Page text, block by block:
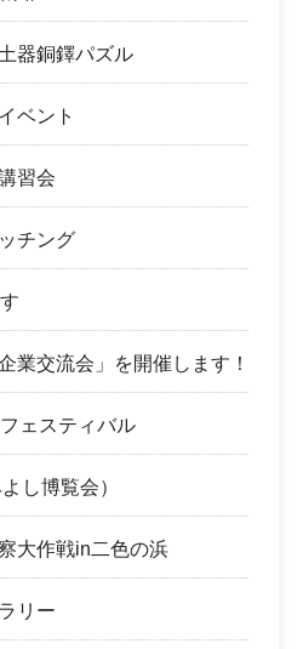
器銅鐸パズル
ベント
習会
チング
業交流会」を開催します！
ェスティバル
し博覧会）
大作戦in二色の浜
リー